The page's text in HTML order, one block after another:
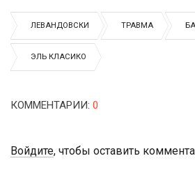
ЛЕВАНДОВСКИ ТРАВМА
ЭЛЬ КЛАСИКО
КОММЕНТАРИИ: 0
Войдите, чтобы оставить